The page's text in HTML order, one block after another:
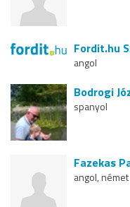
Fordit.hu
angol
Bodrogi
spanyol
Fazekas
angol, német